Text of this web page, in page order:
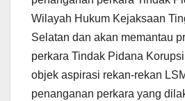
Wilayah Hukum Kejaksaan
Selatan dan akan memantau
perkara Tindak Pidana
objek aspirasi rekan-rekan
penanganan perkara yang